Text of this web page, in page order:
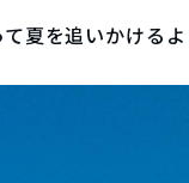
て夏を追いかける